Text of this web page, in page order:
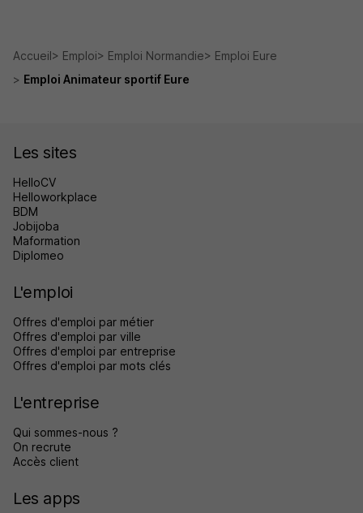
Accueil Emploi Emploi Normandie
Emploi Eure
Emploi Animateur sportif Eure
Les sites
HelloCV
Helloworkplace
BDM
Jobijoba
Maformation
Diplomeo
L'emploi
Offres d'emploi par métier
Offres d'emploi par ville
Offres d'emploi par entreprise
Offres d'emploi par mots clés
L'entreprise
Qui sommes-nous ?
On recrute
Accès client
Les apps